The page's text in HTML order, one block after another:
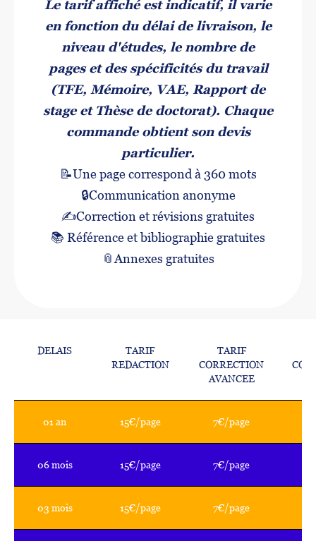
Le tarif affiché est indicatif, il varie
en fonction du délai de livraison, le
niveau d'études, le nombre de
pages et des spécificités du travail
(TFE, Mémoire, VAE, Rapport de
stage et Thèse de doctorat). Chaque
commande obtient son devis
particulier.
📝Une page correspond à 360 mots
🔒Communication anonyme
✍️Correction et révisions gratuites
📚 Référence et bibliographie gratuites
📎Annexes gratuites
DELAIS
TARIF
REDACTION
TARIF
CORRECTION
AVANCEE
01 an 15€/page 7€/page
06 mois 15€/page 7€/page
03 mois 15€/page 7€/page